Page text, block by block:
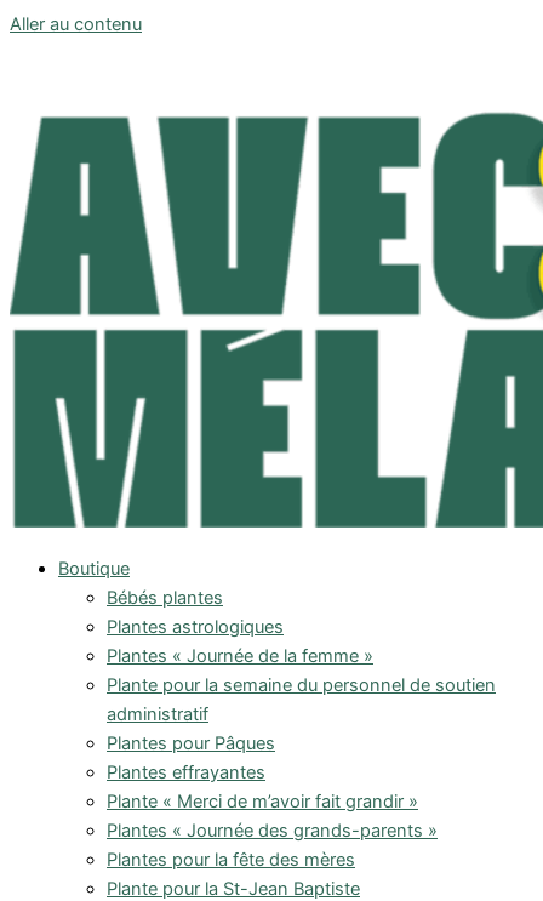
Aller au contenu
Boutique
Bébés plantes
Plantes astrologiques
Plantes « Journée de la femme »
Plante pour la semaine du personnel de soutien
administratif
Plantes pour Pâques
Plantes effrayantes
Plante « Merci de m’avoir fait grandir »
Plantes « Journée des grands-parents »
Plantes pour la fête des mères
Plante pour la St-Jean Baptiste